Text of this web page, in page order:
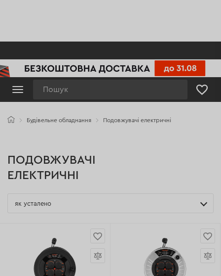
Будівельне обладнання Подовжувачі електричні
ПОДОВЖУВАЧІ
ЕЛЕКТРИЧНІ
як усталено